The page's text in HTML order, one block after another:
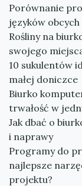
Porównanie
języków
Rośliny na
swojego
10 sukulentów
małej doniczce
Biurko
trwałość w
Jak dbać o
i naprawy
Programy do
najlepsze
projektu?